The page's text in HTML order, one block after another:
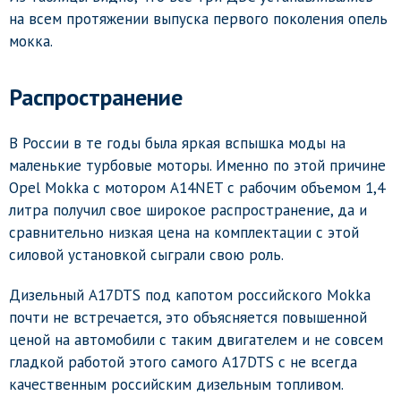
на всем протяжении выпуска первого поколения опель
мокка.
Распространение
В России в те годы была яркая вспышка моды на
маленькие турбовые моторы. Именно по этой причине
Opel Mokka с мотором A14NET с рабочим объемом 1,4
литра получил свое широкое распространение, да и
сравнительно низкая цена на комплектации с этой
силовой установкой сыграли свою роль.
Дизельный A17DTS под капотом российского Mokka
почти не встречается, это объясняется повышенной
ценой на автомобили с таким двигателем и не совсем
гладкой работой этого самого A17DTS с не всегда
качественным российским дизельным топливом.